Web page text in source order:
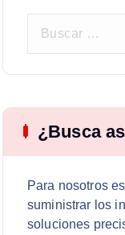
:
¿Busca
Para nosotros
suministrar los
soluciones